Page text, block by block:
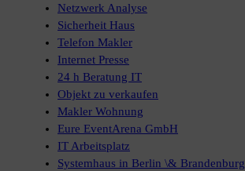
Netzwerk Analyse
Sicherheit Haus
Telefon Makler
Internet Presse
24 h Beratung IT
Objekt zu verkaufen
Makler Wohnung
Eure EventArena GmbH
IT Arbeitsplatz
Systemhaus in Berlin \& Brandenburg